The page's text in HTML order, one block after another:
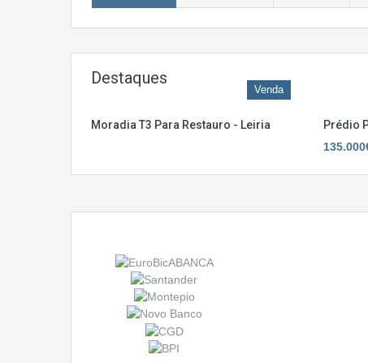
Destaques
Venda
Moradia T3 Para Restauro - Leiria
Prédio